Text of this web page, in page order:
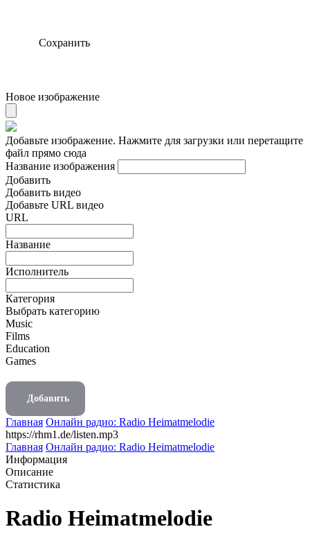
Сохранить
Новое изображение
Добавьте изображение. Нажмите для загрузки или перетащите
файл прямо сюда
Название изображения
Добавить
Добавить видео
Добавьте URL видео
URL
Название
Исполнитель
Категория
Выбрать категорию
Music
Films
Education
Games
Добавить
Главная Онлайн радио: Radio Heimatmelodie
https://rhm1.de/listen.mp3
Главная Онлайн радио: Radio Heimatmelodie
Информация
Описание
Статистика
Radio Heimatmelodie